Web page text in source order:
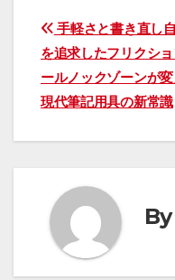
投
稿
ナ
ビ
ゲ
ー
シ
手軽さと書き直し
を追求したフリクシ
ールノックゾーンが
現代筆記用具の新常識
By